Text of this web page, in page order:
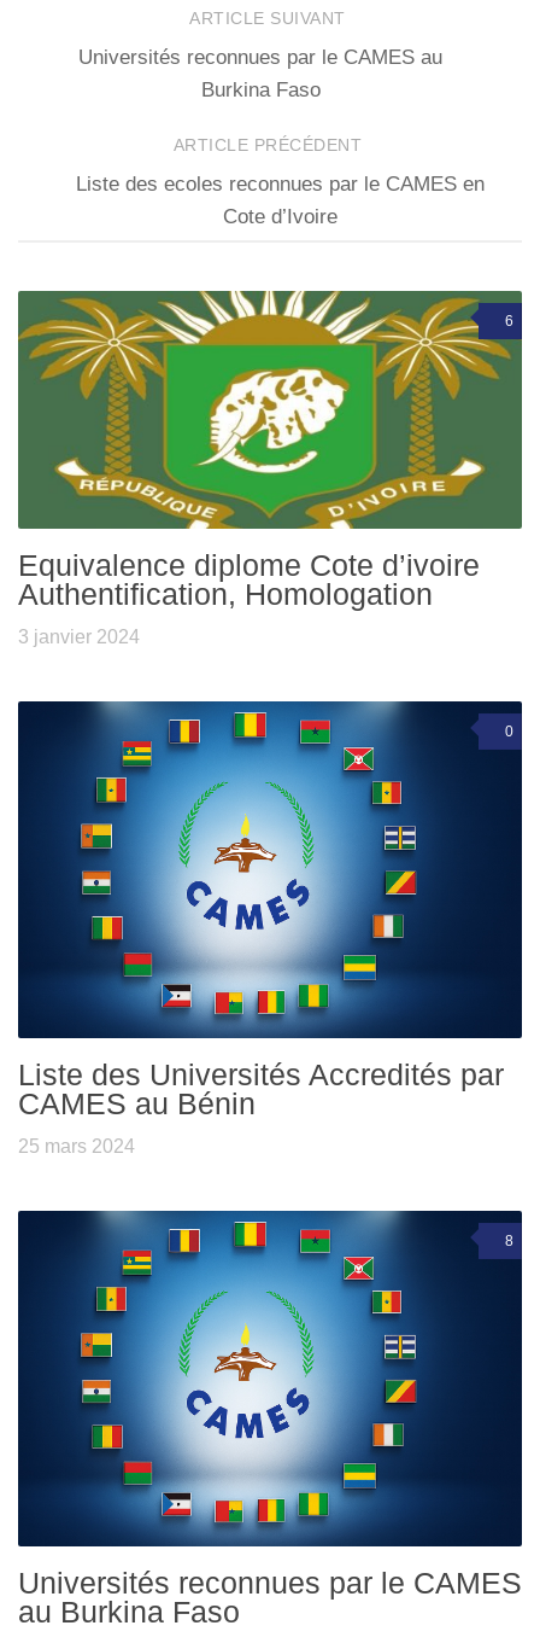
ARTICLE SUIVANT
Universités reconnues par le CAMES au
Burkina Faso
ARTICLE PRÉCÉDENT
Liste des ecoles reconnues par le CAMES en
Cote d’Ivoire
6
Equivalence diplome Cote d’ivoire
Authentification, Homologation
3 janvier 2024
0
Liste des Universités Accredités par
CAMES au Bénin
25 mars 2024
8
Universités reconnues par le CAMES
au Burkina Faso